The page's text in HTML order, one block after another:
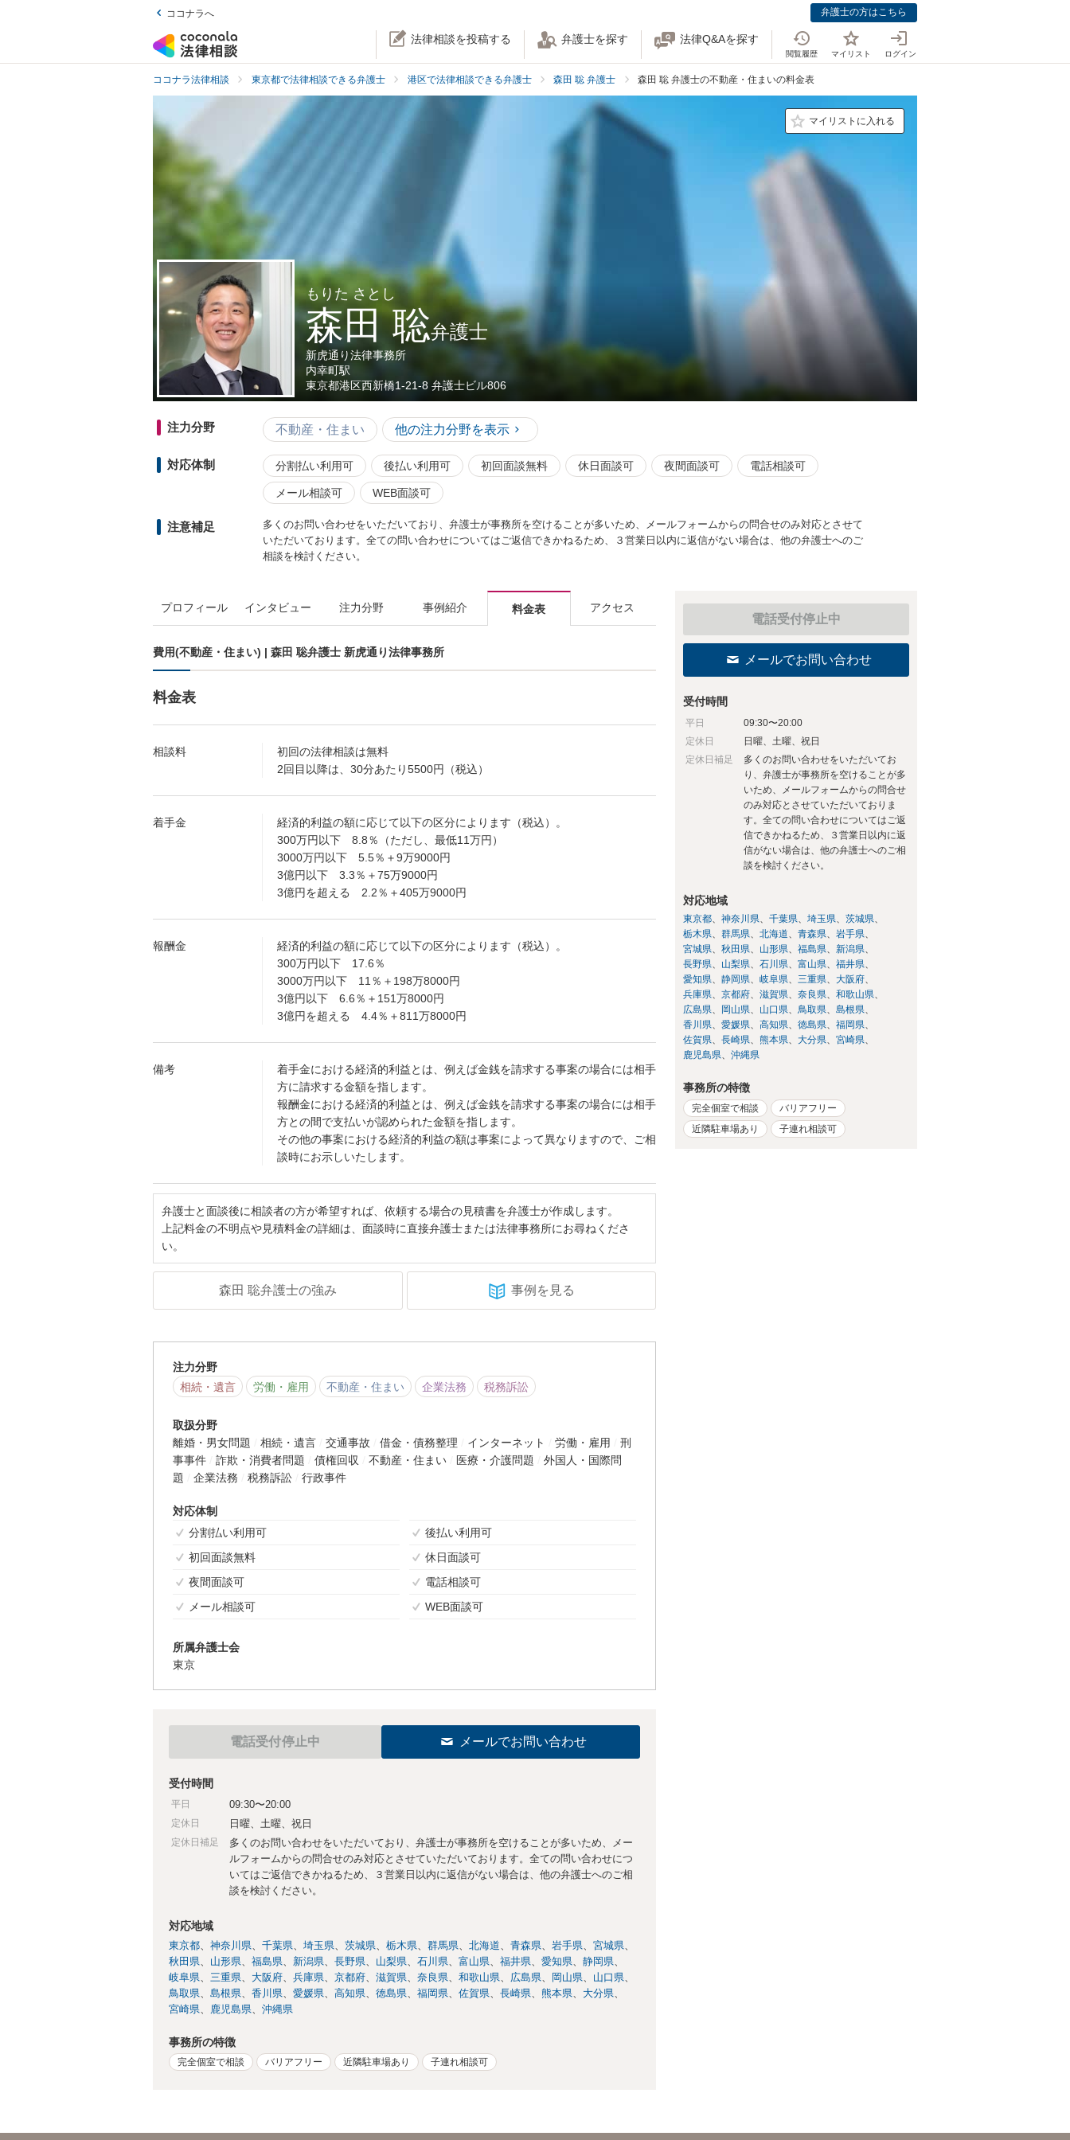
ココナラへ 弁護士の方はこちら
法律相談を投稿する 弁護士を探す 法律Q&Aを探す
閲覧履歴 マイリスト ログイン
ココナラ法律相談 東京都で法律相談できる弁護士 港区で法律相談できる弁護士 森田 聡 弁護士 森田 聡 弁護士の不動産・住まいの料金表
マイリストに入れる
もりた さとし
森田 聡弁護士
新虎通り法律事務所
内幸町駅
東京都港区西新橋1-21-8 弁護士ビル806
注力分野 不動産・住まい 他の注力分野を表示
対応体制 分割払い利用可 後払い利用可 初回面談無料 休日面談可 夜間面談可 電話相談可
メール相談可 WEB面談可
注意補足
多くのお問い合わせをいただいており、弁護士が事務所を空けることが多いため、メールフォームからの問合せのみ対応とさせて
いただいております。全ての問い合わせについてはご返信できかねるため、３営業日以内に返信がない場合は、他の弁護士へのご
相談を検討ください。
プロフィール インタビュー 注力分野 事例紹介 料金表 アクセス
費用(不動産・住まい) | 森田 聡弁護士 新虎通り法律事務所
料金表
相談料
初回の法律相談は無料
2回目以降は、30分あたり5500円（税込）
着手金
経済的利益の額に応じて以下の区分によります（税込）。
300万円以下 8.8％（ただし、最低11万円）
3000万円以下 5.5％＋9万9000円
3億円以下 3.3％＋75万9000円
3億円を超える 2.2％＋405万9000円
報酬金
経済的利益の額に応じて以下の区分によります（税込）。
300万円以下 17.6％
3000万円以下 11％＋198万8000円
3億円以下 6.6％＋151万8000円
3億円を超える 4.4％＋811万8000円
備考
着手金における経済的利益とは、例えば金銭を請求する事案の場合には相手
方に請求する金額を指します。
報酬金における経済的利益とは、例えば金銭を請求する事案の場合には相手
方との間で支払いが認められた金額を指します。
その他の事案における経済的利益の額は事案によって異なりますので、ご相
談時にお示しいたします。
弁護士と面談後に相談者の方が希望すれば、依頼する場合の見積書を弁護士が作成します。
上記料金の不明点や見積料金の詳細は、面談時に直接弁護士または法律事務所にお尋ねくださ
い。
森田 聡弁護士の強み 事例を見る
注力分野
相続・遺言
労働・雇用 不動産・住まい 企業法務 税務訴訟
取扱分野
離婚・男女問題
相続・遺言 交通事故 借金・債務整理 インターネット 労働・雇用
刑
事事件
詐欺・消費者問題 債権回収 不動産・住まい 医療・介護問題
外国人・国際問
題
企業法務 税務訴訟 行政事件
対応体制
分割払い利用可
後払い利用可
初回面談無料
休日面談可
夜間面談可
電話相談可
メール相談可
WEB面談可
所属弁護士会
東京
電話受付停止中 メールでお問い合わせ
受付時間
平日 09:30〜20:00
定休日 日曜、土曜、祝日
定休日補足
多くのお問い合わせをいただいており、弁護士が事務所を空けることが多いため、メー
ルフォームからの問合せのみ対応とさせていただいております。全ての問い合わせにつ
いてはご返信できかねるため、３営業日以内に返信がない場合は、他の弁護士へのご相
談を検討ください。
対応地域
東京都 神奈川県 千葉県 埼玉県 茨城県 栃木県 群馬県 北海道 青森県 岩手県
宮城県
秋田県
山形県 福島県 新潟県 長野県 山梨県 石川県 富山県 福井県 愛知県
静岡県
岐阜県
三重県 大阪府 兵庫県 京都府 滋賀県 奈良県 和歌山県 広島県 岡山県
山口県
鳥取県
島根県 香川県 愛媛県 高知県 徳島県 福岡県 佐賀県 長崎県 熊本県
大分県
宮崎県
鹿児島県 沖縄県
事務所の特徴
完全個室で相談 バリアフリー 近隣駐車場あり 子連れ相談可
電話受付停止中
メールでお問い合わせ
受付時間
平日
09:30〜20:00
定休日
日曜、土曜、祝日
定休日補足
多くのお問い合わせをいただいてお
り、弁護士が事務所を空けることが多
いため、メールフォームからの問合せ
のみ対応とさせていただいておりま
す。全ての問い合わせについてはご返
信できかねるため、３営業日以内に返
信がない場合は、他の弁護士へのご相
談を検討ください。
対応地域
東京都 神奈川県 千葉県 埼玉県
茨城県
栃木県
群馬県 北海道 青森県
岩手県
宮城県
秋田県 山形県 福島県
新潟県
長野県
山梨県 石川県 富山県
福井県
愛知県
静岡県 岐阜県 三重県
大阪府
兵庫県
京都府 滋賀県 奈良県
和歌山県
広島県
岡山県 山口県 鳥取県
島根県
香川県
愛媛県 高知県 徳島県
福岡県
佐賀県
長崎県 熊本県 大分県
宮崎県
鹿児島県
沖縄県
事務所の特徴
完全個室で相談
バリアフリー
近隣駐車場あり
子連れ相談可